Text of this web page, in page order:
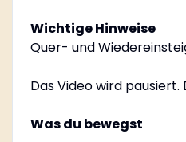
Wichtige Hinweise
Quer- und
Das Video wird
Was du bewegst